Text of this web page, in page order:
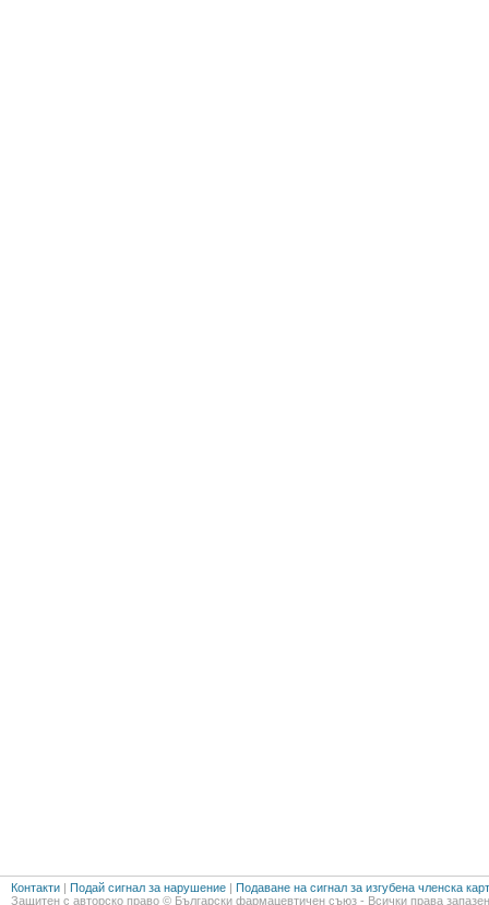
Контакти | Подай сигнал за нарушение | Подаване на сигнал за изгубена членска
Защитен с авторско право © Български фармацевтичен съюз - Всички права